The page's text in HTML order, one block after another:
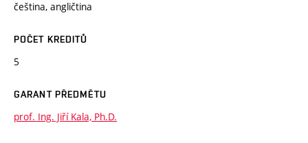
čeština, angličtina
POČET KREDITŮ
5
GARANT PŘEDMĚTU
prof. Ing. Jiří Kala, Ph.D.